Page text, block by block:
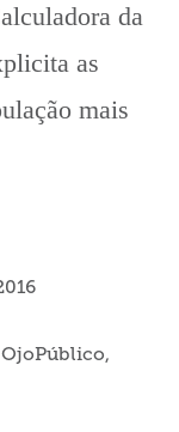
da
as
mais
OjoPúblico,